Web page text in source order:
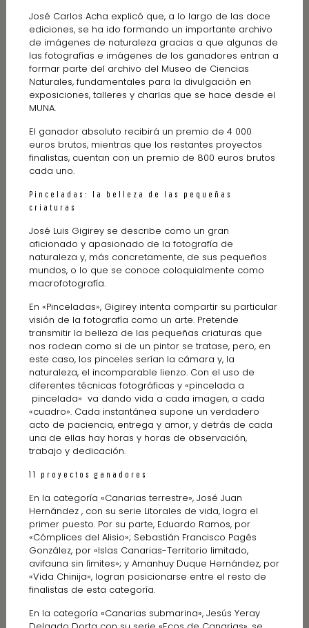
José Carlos Acha explicó que, a lo largo de las doce
ediciones, se ha ido formando un importante archivo
de imágenes de naturaleza gracias a que algunas de
las fotografías e imágenes de los ganadores entran a
formar parte del archivo del Museo de Ciencias
Naturales, fundamentales para la divulgación en
exposiciones, talleres y charlas que se hace desde el
MUNA.
El ganador absoluto recibirá un premio de 4 000
euros brutos, mientras que los restantes proyectos
finalistas, cuentan con un premio de 800 euros brutos
cada uno.
Pinceladas: la belleza de las pequeñas
criaturas
José Luis Gigirey se describe como un gran
aficionado y apasionado de la fotografía de
naturaleza y, más concretamente, de sus pequeños
mundos, o lo que se conoce coloquialmente como
macrofotografía.
En «Pinceladas», Gigirey intenta compartir su particular
visión de la fotografía como un arte. Pretende
transmitir la belleza de las pequeñas criaturas que
nos rodean como si de un pintor se tratase, pero, en
este caso, los pinceles serían la cámara y, la
naturaleza, el incomparable lienzo. Con el uso de
diferentes técnicas fotográficas y «pincelada a
pincelada» va dando vida a cada imagen, a cada
«cuadro». Cada instantánea supone un verdadero
acto de paciencia, entrega y amor, y detrás de cada
una de ellas hay horas y horas de observación,
trabajo y dedicación.
11 proyectos ganadores
En la categoría «Canarias terrestre», José Juan
Hernández , con su serie Litorales de vida, logra el
primer puesto. Por su parte, Eduardo Ramos, por
«Cómplices del Alisio»; Sebastián Francisco Pagés
González, por «Islas Canarias-Territorio limitado,
avifauna sin límites»; y Amanhuy Duque Hernández, por
«Vida Chinija», logran posicionarse entre el resto de
finalistas de esta categoría.
En la categoría «Canarias submarina», Jesús Yeray